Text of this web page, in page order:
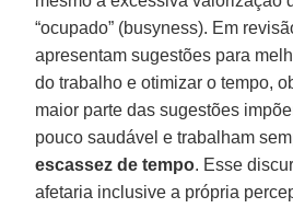
“ocupado” (busyness). Em
apresentam sugestões para
do trabalho e otimizar o tempo,
maior parte das sugestões
pouco saudável e trabalham
escassez de tempo. Esse
afetaria inclusive a própria